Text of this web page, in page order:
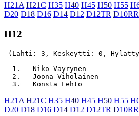
H21A H21C H35 H40 H45 H50 H55
D20 D18 D16 D14 D12 D12TR D10RR
H12
(Lähti: 3, Keskeytti: 0,
1.   Niko Väyrynen
2.   Joona Viholainen
H21A H21C H35 H40 H45 H50 H55
D20 D18 D16 D14 D12 D12TR D10RR